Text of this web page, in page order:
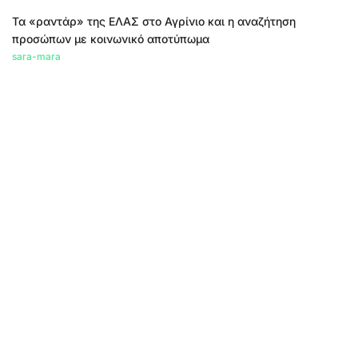
Τα «ραντάρ» της ΕΛΑΣ στο Αγρίνιο και η αναζήτηση
προσώπων με κοινωνικό αποτύπωμα
sara-mara